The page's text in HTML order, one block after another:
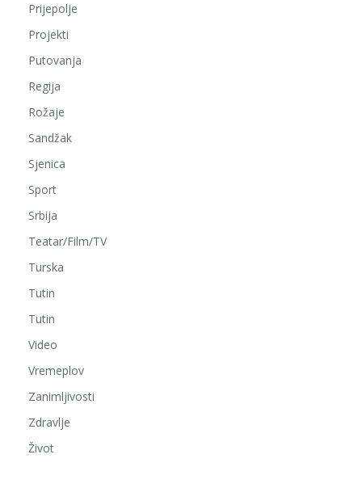
Prijepolje
Projekti
Putovanja
Regija
Rožaje
Sandžak
Sjenica
Sport
Srbija
Teatar/Film/TV
Turska
Tutin
Tutin
Video
Vremeplov
Zanimljivosti
Zdravlje
Život